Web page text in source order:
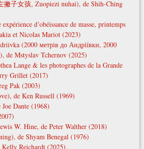
撇子女孩, Zuopiezi nuhai), de Shih-Ching
d’obéissance de masse, printemps
et Nicolas Mariot (2023)
(2000 метрів до Андріївки, 2000
de Mstyslav Tchernov (2025)
Lange & les photographes de la Grande
Grillet (2017)
Pak (2003)
de Ken Russell (1969)
Dante (1968)
W. Hine, de Peter Walther (2018)
de Shyam Benegal (1976)
Reichardt (2025)